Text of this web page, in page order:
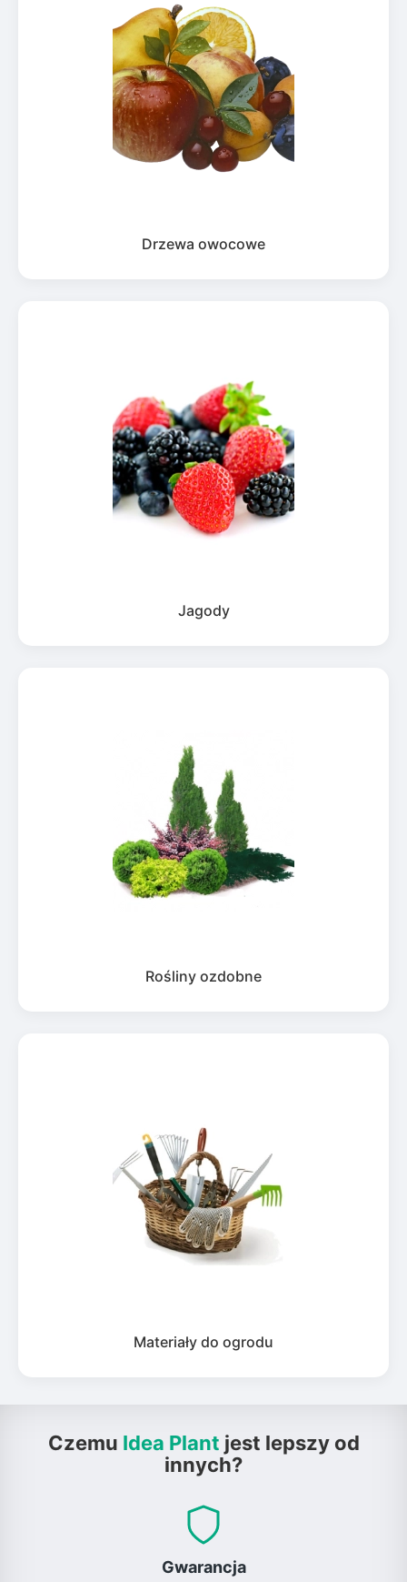
Drzewa owocowe
Jagody
Rośliny ozdobne
Materiały do ogrodu
Czemu Idea Plant jest lepszy od
innych?
Gwarancja